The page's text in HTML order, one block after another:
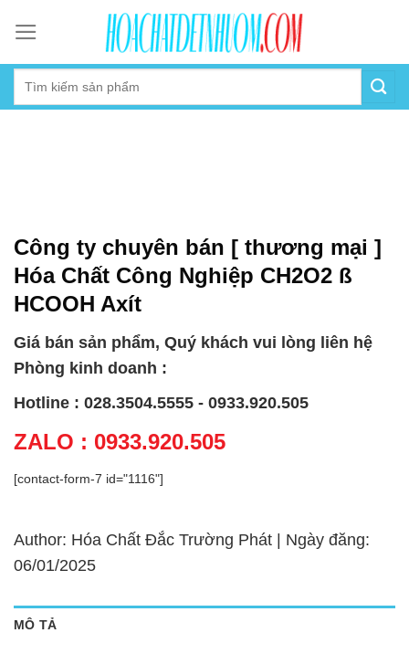
content
Công ty chuyên bán [ thương mại ]
Hóa Chất Công Nghiệp CH2O2 ß
HCOOH Axít
Giá bán sản phẩm, Quý khách vui lòng liên hệ
Phòng kinh doanh :
Hotline : 028.3504.5555 - 0933.920.505
ZALO : 0933.920.505
[contact-form-7 id="1116"]
Author: Hóa Chất Đắc Trường Phát | Ngày đăng:
06/01/2025
MÔ TẢ